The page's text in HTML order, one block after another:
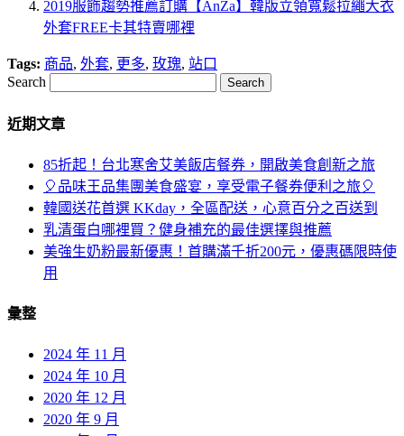
2019服飾趨勢推薦訂購【AnZa】韓版立領寬鬆拉繩大衣
外套FREE卡其特賣哪裡
Tags: 商品, 外套, 更多, 玫瑰, 站口
Search
近期文章
85折起！台北寒舍艾美飯店餐券，開啟美食創新之旅
🎈品味王品集團美食盛宴，享受電子餐券便利之旅🎈
韓國送花首選 KKday，全區配送，心意百分之百送到
乳清蛋白哪裡買？健身補充的最佳選擇與推薦
美強生奶粉最新優惠！首購滿千折200元，優惠碼限時使
用
彙整
2024 年 11 月
2024 年 10 月
2020 年 12 月
2020 年 9 月